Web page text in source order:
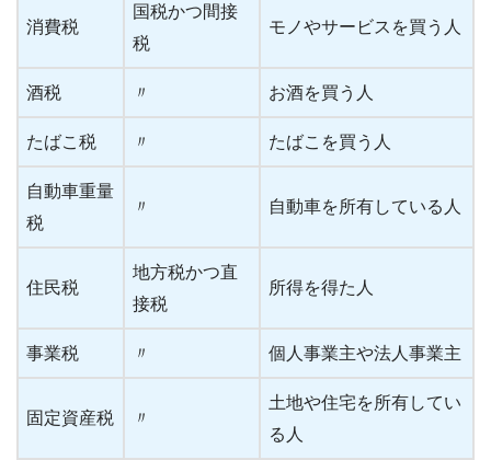
消費税
国税かつ間接
税
モノやサービスを買う人
酒税 〃 お酒を買う人
たばこ税 〃 たばこを買う人
自動車重量
税
〃 自動車を所有している人
住民税
地方税かつ直
接税
所得を得た人
事業税 〃 個人事業主や法人事業主
固定資産税 〃
土地や住宅を所有してい
る人